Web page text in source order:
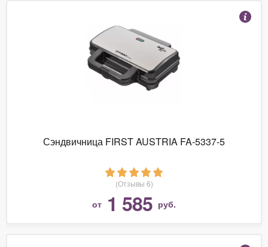
Сэндвичница FIRST AUSTRIA FA-5337-5
(Отзывы 6)
от 1 585 руб.